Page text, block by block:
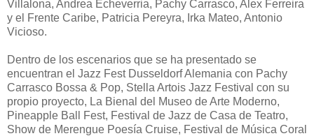
Villalona, Andrea Echeverria, Pachy Carrasco, Alex Ferreira
y el Frente Caribe, Patricia Pereyra, Irka Mateo, Antonio
Vicioso.
Dentro de los escenarios que se ha presentado se
encuentran el Jazz Fest Dusseldorf Alemania con Pachy
Carrasco Bossa & Pop, Stella Artois Jazz Festival con su
propio proyecto, La Bienal del Museo de Arte Moderno,
Pineapple Ball Fest, Festival de Jazz de Casa de Teatro,
Show de Merengue Poesía Cruise, Festival de Música Coral